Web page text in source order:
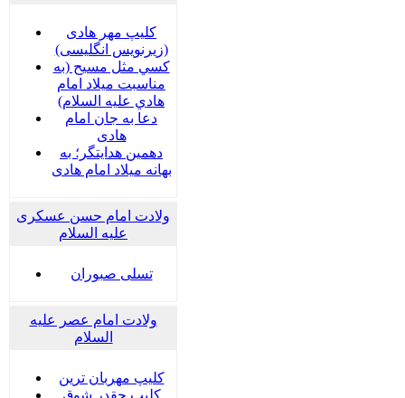
کلیپ مهر هادی
(زیرنویس انگلیسی)
كسي مثل مسيح (به
مناسبت ميلاد امام
هادي عليه السلام)
دعا به جان امام
هادی
دهمین هدایتگر؛ به
بهانه میلاد امام هادی
ولادت امام حسن عسکری
علیه السلام
تسلی صبوران
ولادت امام عصر علیه
السلام
کلیپ مهربان ترین
کلیپ چقدر شوق